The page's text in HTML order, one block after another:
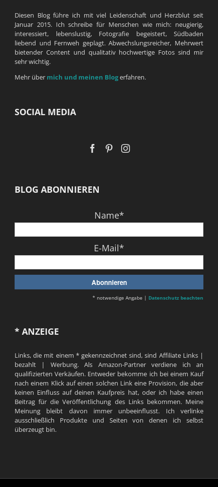
Diesen Blog führe ich mit viel Leidenschaft und Herzblut seit
Januar 2015. Ich schreibe für Menschen wie mich: neugierig,
interessiert, lebenslustig, Fotografie begeistert, Südbaden
liebend und Fernweh geplagt. Abwechslungsreicher, Mehrwert
bietender Content und qualitativ hochwertige Fotos sind mir
sehr wichtig.
Mehr über mich und meinen Blogerfahren.
SOCIAL MEDIA
BLOG ABONNIEREN
Name*
E-Mail*
* notwendige Angabe | Datenschutz beachten
* ANZEIGE
Links, die mit einem * gekennzeichnet sind, sind Affiliate Links |
bezahlt | Werbung. Als Amazon-Partner verdiene ich an
qualifizierten Verkäufen. Entweder bekomme ich bei einem Kauf
nach einem Klick auf einen solchen Link eine Provision, die aber
keinen Einfluss auf deinen Kaufpreis hat, oder ich habe einen
Beitrag für die Veröffentlichung des Links bekommen. Meine
Meinung bleibt davon immer unbeeinflusst. Ich verlinke
ausschließlich Produkte und Seiten von denen ich selbst
überzeugt bin.